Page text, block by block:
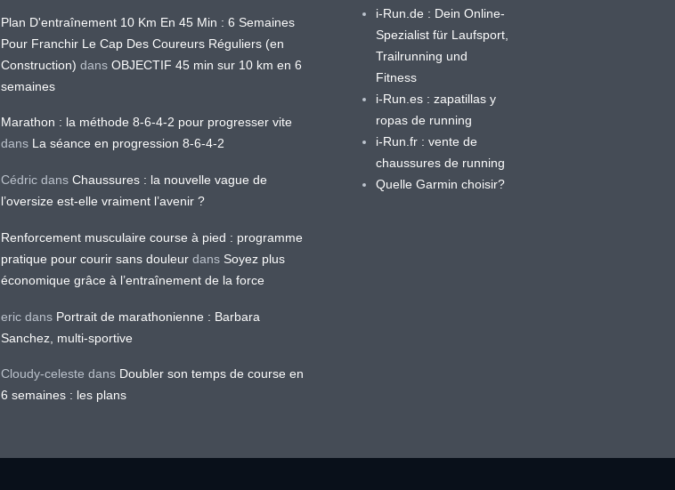
Plan D'entraînement 10 Km En 45 Min : 6 Semaines
Pour Franchir Le Cap Des Coureurs Réguliers (en
Construction) dans OBJECTIF 45 min sur 10 km en 6
semaines
Marathon : la méthode 8-6-4-2 pour progresser vite
dans La séance en progression 8-6-4-2
Cédric dans Chaussures : la nouvelle vague de
l’oversize est-elle vraiment l’avenir ?
Renforcement musculaire course à pied : programme
pratique pour courir sans douleur dans Soyez plus
économique grâce à l’entraînement de la force
eric dans Portrait de marathonienne : Barbara
Sanchez, multi-sportive
Cloudy-celeste dans Doubler son temps de course en
6 semaines : les plans
i-Run.de : Dein Online-
Spezialist für Laufsport,
Trailrunning und
Fitness
i-Run.es : zapatillas y
ropas de running
i-Run.fr : vente de
chaussures de running
Quelle Garmin choisir?